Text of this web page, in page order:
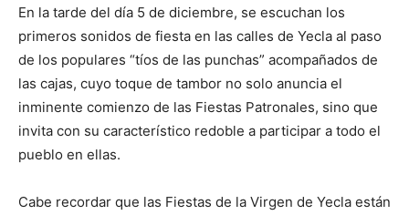
En la tarde del día 5 de diciembre, se escuchan los
primeros sonidos de fiesta en las calles de Yecla al paso
de los populares “tíos de las punchas” acompañados de
las cajas, cuyo toque de tambor no solo anuncia el
inminente comienzo de las Fiestas Patronales, sino que
invita con su característico redoble a participar a todo el
pueblo en ellas.
Cabe recordar que las Fiestas de la Virgen de Yecla están